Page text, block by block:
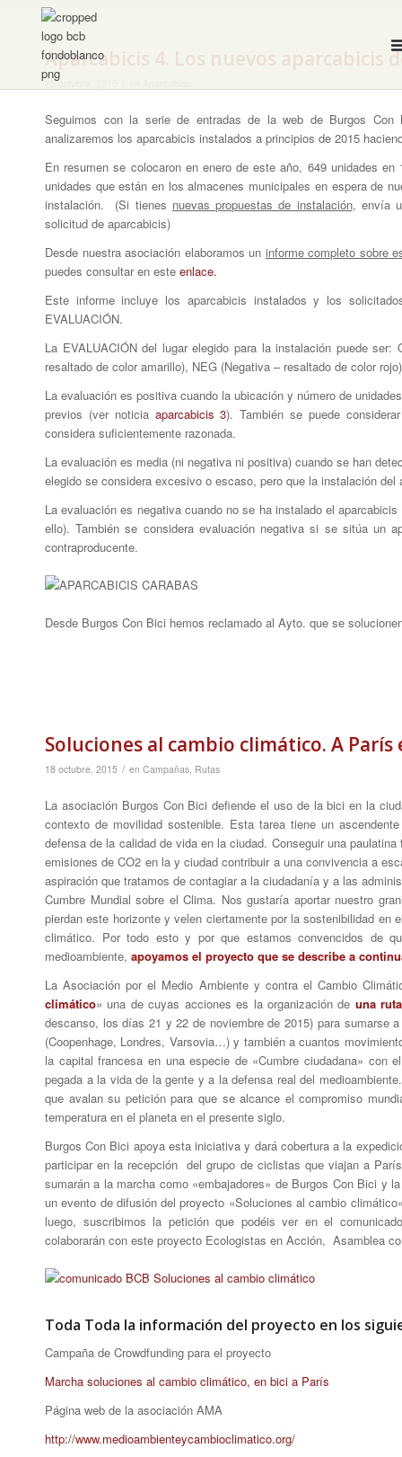
Aparcabicis 4. Los nuevos aparcabicis
25 octubre, 2015
Seguimos con la serie de entradas de la web de Burgos
analizaremos los aparcabicis instalados a principios de 2015
En resumen se colocaron en enero de este año, 649 unidades
unidades que están en los almacenes municipales en espera de
instalación. (Si tienes nuevas propuestas de instalación, envía
solicitud de aparcabicis)
Desde nuestra asociación elaboramos un informe completo sobre
puedes consultar en este enlace.
Este informe incluye los aparcabicis instalados y los
EVALUACIÓN.
La EVALUACIÓN del lugar elegido para la instalación puede
resaltado de color amarillo), NEG (Negativa – resaltado de color
La evaluación es positiva cuando la ubicación y número de
previos (ver noticia aparcabicis 3). También se puede
considera suficientemente razonada.
La evaluación es media (ni negativa ni positiva) cuando se han
elegido se considera excesivo o escaso, pero que la instalación
La evaluación es negativa cuando no se ha instalado el
ello). También se considera evaluación negativa si se sitúa un
contraproducente.
Desde Burgos Con Bici hemos reclamado al Ayto. que se
Soluciones al cambio climático. A París
18 octubre, 2015 / en Campañas Rutas
La asociación Burgos Con Bici defiende el uso de la bici en la
contexto de movilidad sostenible. Esta tarea tiene un
defensa de la calidad de vida en la ciudad. Conseguir una
emisiones de CO2 en la y ciudad contribuir a una convivencia a
aspiración que tratamos de contagiar a la ciudadanía y a las
Cumbre Mundial sobre el Clima. Nos gustaría aportar nuestro
pierdan este horizonte y velen ciertamente por la sostenibilidad en
climático. Por todo esto y por que estamos convencidos de
medioambiente, apoyamos el proyecto que se describe a
La Asociación por el Medio Ambiente y contra el Cambio
climático» una de cuyas acciones es la organización de una
descanso, los días 21 y 22 de noviembre de 2015) para sumarse
(Coopenhage, Londres, Varsovia…) y también a cuantos
la capital francesa en una especie de «Cumbre ciudadana»
pegada a la vida de la gente y a la defensa real del
que avalan su petición para que se alcance el compromiso
temperatura en el planeta en el presente siglo.
Burgos Con Bici apoya esta iniciativa y dará cobertura a la
participar en la recepción del grupo de ciclistas que viajan a
sumarán a la marcha como «embajadores» de Burgos Con Bici y
un evento de difusión del proyecto «Soluciones al cambio
luego, suscribimos la petición que podéis ver en el
colaborarán con este proyecto Ecologistas en Acción, Asamblea
Toda Toda la información del proyecto en los
Campaña de Crowdfunding para el proyecto
Marcha soluciones al cambio climático, en bici a París
Página web de la asociación AMA
http://www.medioambienteycambioclimatico.org/